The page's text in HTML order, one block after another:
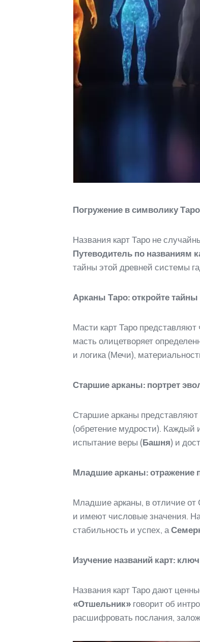
Погружение в символику
Названия карт Таро не
Путеводитель по названиям
тайны этой древней системы
Арканы Таро: откройте тайны
Масти карт Таро
масть олицетворяет
и логика (Мечи),
Старшие арканы: портрет
Старшие арканы
(обретение мудрости). Каждый
испытание веры (Башня) и
Младшие арканы: отражение
Младшие арканы, в отличие
и имеют числовые значения.
стабильность и успех, а
Изучение названий карт:
Названия карт Таро дают
«Отшельник» говорит об
расшифровать послания,